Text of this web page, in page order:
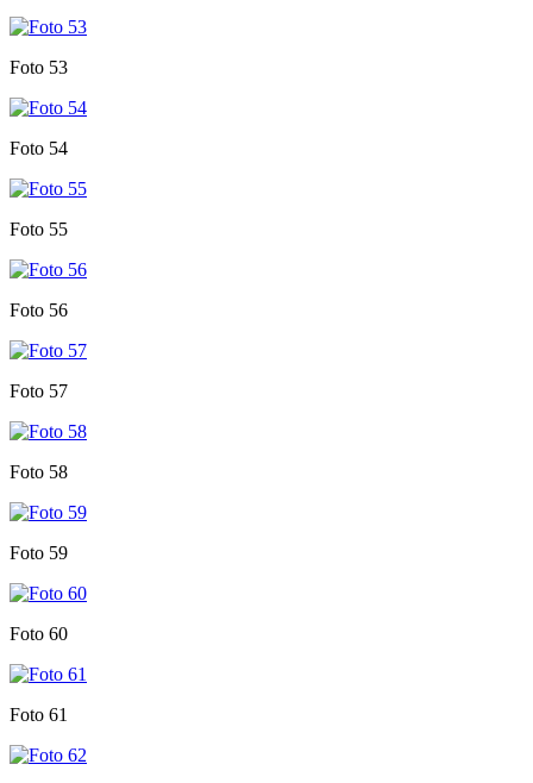
Foto 53
Foto 54
Foto 55
Foto 56
Foto 57
Foto 58
Foto 59
Foto 60
Foto 61